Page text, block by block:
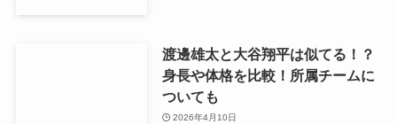
渡邊雄太と大谷翔平は似てる！？
身長や体格を比較！所属チームに
ついても
2026年4月10日